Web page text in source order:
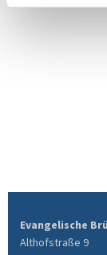
Evangelische
Althofstraße 9